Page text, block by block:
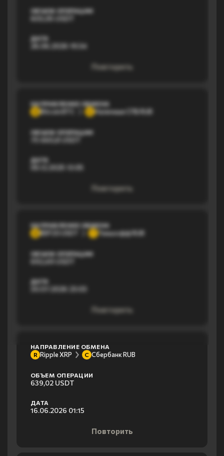
ОБЪЕМ ОПЕРАЦИИ
ДАТА
26.06.2026 19:34
Повторить
НАПРАВЛЕНИЕ ОБМЕНА
Bitcoin BTC Наличные СПБ RUB
ОБЪЕМ ОПЕРАЦИИ
ДАТА
05.12.2025 13:05
Повторить
НАПРАВЛЕНИЕ ОБМЕНА
BEP20 USDT Тинькофф RUB
ОБЪЕМ ОПЕРАЦИИ
ДАТА
30.07.2026 23:03
Повторить
НАПРАВЛЕНИЕ ОБМЕНА
R Ripple XRP С Сбербанк RUB
ОБЪЕМ ОПЕРАЦИИ
639,02 USDT
ДАТА
16.06.2026 01:15
Повторить